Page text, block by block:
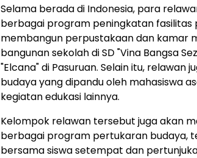
Selama berada di Indonesia, para
berbagai program peningkatan fasilitas
membangun perpustakaan dan kamar
bangunan sekolah di SD "Vina Bangsa
"Elcana" di Pasuruan. Selain itu, relawan
budaya yang dipandu oleh mahasiswa
kegiatan edukasi lainnya.
Kelompok relawan tersebut juga akan
berbagai program pertukaran budaya,
bersama siswa setempat dan